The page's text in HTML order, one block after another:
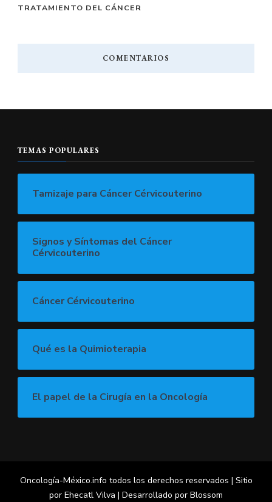
TRATAMIENTO DEL CÁNCER
COMENTARIOS
TEMAS POPULARES
Tamizaje para Cáncer Cérvicouterino
Signos y Síntomas del Cáncer
Cérvicouterino
Cáncer Cérvicouterino
Qué es la Quimioterapia
El papel de la Cirugía en la Oncología
Oncología-México.info todos los derechos reservados | Sitio
por Ehecatl Vilva | Desarrollado por Blossom